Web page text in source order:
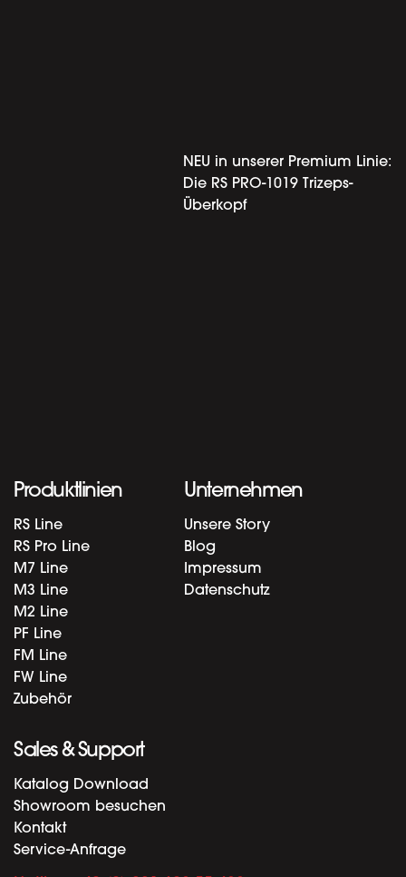
NEU in unserer Premium Linie:
Die RS PRO-1019 Trizeps-
Überkopf
Produktlinien
RS Line
RS Pro Line
M7 Line
M3 Line
M2 Line
PF Line
FM Line
FW Line
Zubehör
Unternehmen
Unsere Story
Blog
Impressum
Datenschutz
Sales & Support
Katalog Download
Showroom besuchen
Kontakt
Service-Anfrage